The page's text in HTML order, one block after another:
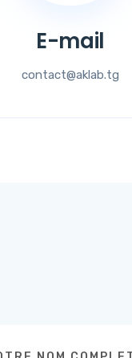
E-mail
contact@aklab.tg